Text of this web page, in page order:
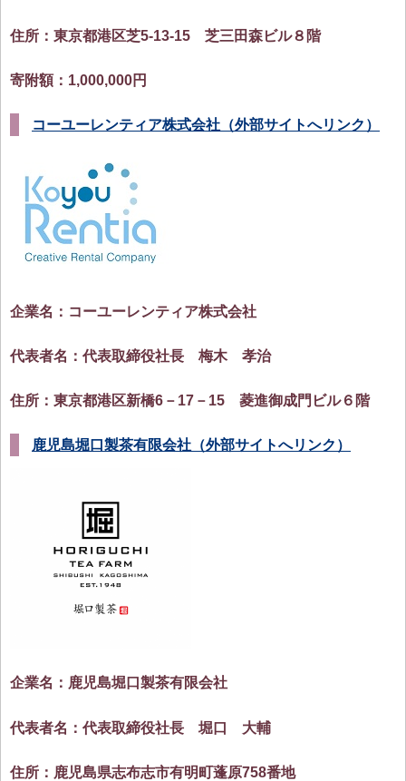
住所：東京都港区芝5-13-15 芝三田森ビル８階
寄附額：1,000,000円
コーユーレンティア株式会社（外部サイトへリンク）
企業名：コーユーレンティア株式会社
代表者名：代表取締役社長 梅木 孝治
住所：東京都港区新橋6－17－15 菱進御成門ビル６階
鹿児島堀口製茶有限会社（外部サイトへリンク）
企業名：鹿児島堀口製茶有限会社
代表者名：代表取締役社長 堀口 大輔
住所：鹿児島県志布志市有明町蓬原758番地